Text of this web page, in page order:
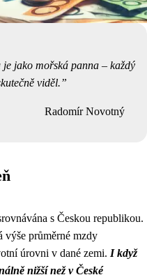
jako mořská panna – každý
viděl.
Radomír Novotný
s Českou republikou.
výše průměrné mzdy
úrovni v dané zemi. I když
nižší než v České